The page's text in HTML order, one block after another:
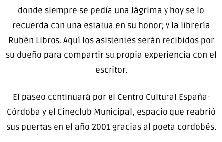
donde siempre se pedía una lágrima y hoy se lo
recuerda con una estatua en su honor; y la librería
Rubén Libros. Aquí los asistentes serán recibidos por
su dueño para compartir su propia experiencia con el
escritor.
El paseo continuará por el Centro Cultural España-
Córdoba y el Cineclub Municipal, espacio que reabrió
sus puertas en el año 2001 gracias al poeta cordobés.